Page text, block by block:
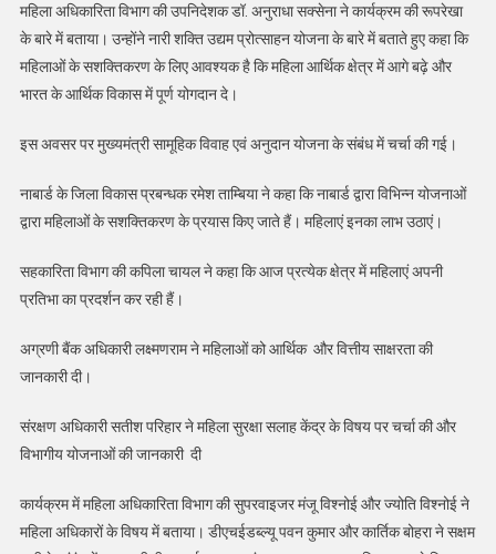
महिला अधिकारिता विभाग की उपनिदेशक डॉ. अनुराधा सक्सेना ने कार्यक्रम की रूपरेखा
के बारे में बताया। उन्होंने नारी शक्ति उद्यम प्रोत्साहन योजना के बारे में बताते हुए कहा कि
महिलाओं के सशक्तिकरण के लिए आवश्यक है कि महिला आर्थिक क्षेत्र में आगे बढ़े और
भारत के आर्थिक विकास में पूर्ण योगदान दे।
इस अवसर पर मुख्यमंत्री सामूहिक विवाह एवं अनुदान योजना के संबंध में चर्चा की गई।
नाबार्ड के जिला विकास प्रबन्धक रमेश ताम्बिया ने कहा कि नाबार्ड द्वारा विभिन्न योजनाओं
द्वारा महिलाओं के सशक्तिकरण के प्रयास किए जाते हैं। महिलाएं इनका लाभ उठाएं।
सहकारिता विभाग की कपिला चायल ने कहा कि आज प्रत्येक क्षेत्र में महिलाएं अपनी
प्रतिभा का प्रदर्शन कर रही हैं।
अग्रणी बैंक अधिकारी लक्ष्मणराम ने महिलाओं को आर्थिक और वित्तीय साक्षरता की
जानकारी दी।
संरक्षण अधिकारी सतीश परिहार ने महिला सुरक्षा सलाह केंद्र के विषय पर चर्चा की और
विभागीय योजनाओं की जानकारी दी
कार्यक्रम में महिला अधिकारिता विभाग की सुपरवाइजर मंजू विश्नोई और ज्योति विश्नोई ने
महिला अधिकारों के विषय में बताया। डीएचईडब्ल्यू पवन कुमार और कार्तिक बोहरा ने सक्षम